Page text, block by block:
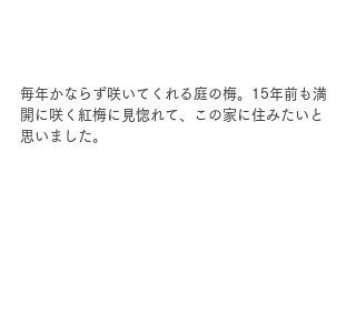
毎年かならず咲いてくれる庭の梅。15年前も満
開に咲く紅梅に見惚れて、この家に住みたいと
思いました。